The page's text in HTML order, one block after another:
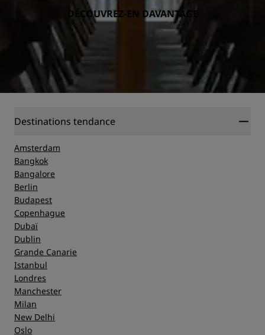
DÉCOUVREZ-EN DAVANTAGE
Destinations tendance
Amsterdam
Bangkok
Bangalore
Berlin
Budapest
Copenhague
Dubaï
Dublin
Grande Canarie
Istanbul
Londres
Manchester
Milan
New Delhi
Oslo